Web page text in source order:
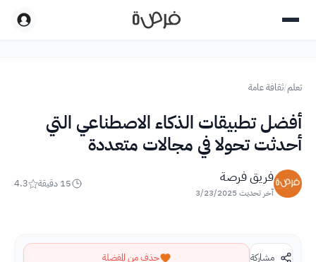
تعلم/ثقافة عامة
أفضل تطبيقات الذكاء الاصطناعي التي
أحدثت تحولا في مجالات متعددة
فريق فرصة
آخر تحديث 3/23/2025
15 دقيقة 4.3
مشاركة حذف من المفضلة